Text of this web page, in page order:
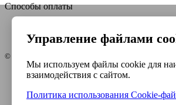
Управление файлами
Мы используем файлы cookie для
взаимодействия с сайтом.
Политика использования Сookie-
Способы оплаты
© Интернет-магазин Евро-инструмент, 2026
Контакты
Политика конфиденциальности